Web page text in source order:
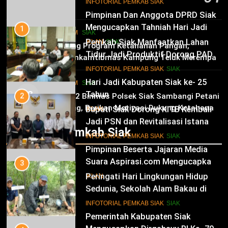
Pimpinan Dan Anggota DPRD Siak
Mengucapkan Tahniah Hari Jadi
Kabupaten Siak Ke-25 Tahun
IKLAN SIAK
11
Hari Jadi Kabupaten Siak ke- 25
Tahun
IKLAN
12
Pimpinan Beserta Jajaran Media
Suara Aspirasi.com Mengucapkan
Selamat HUT RI Ke-79
IKLAN
13
Pemerintah Kabupaten Siak
02
HUKRIM SIAK
Dukung Program Ketahanan Pangan,
Bhabinkamtibmas Kampung Teluk Merempan
Tinjau Tanaman Jagung Waga
03
HUKRIM SIAK
Panit 2 Binmas Polsek Siak Sambangi Petani
Jagung, Berikan Motivasi Dukung Ketahanan
Pangan Nasional
Infotorial Pemkab Siak
INFOTORIAL PEMKAB SIAK
1
Pemkab Siak Manfaatkan Lahan
Tidur Jadi Produktif Dorong PAD
dan Kesejahteraan Warga
INFOTORIAL PEMKAB SIAK SIAK
2
Bupati Siak Dorong KITB Kembali
Jadi PSN dan Revitalisasi Istana
Kesultanan Siak
INFOTORIAL PEMKAB SIAK SIAK
3
Peringati Hari Lingkungan Hidup
Sedunia, Sekolah Alam Bakau di
Siak Cetak Generasi Penjaga
Pesisir
INFOTORIAL PEMKAB SIAK SIAK